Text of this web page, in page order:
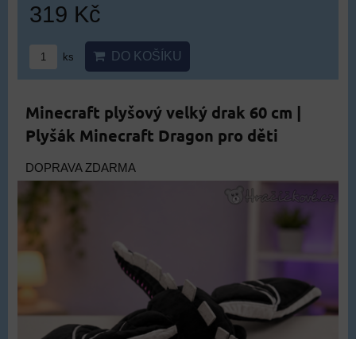
319 Kč
ks DO KOŠÍKU
Minecraft plyšový velký drak 60 cm |
Plyšák Minecraft Dragon pro děti
DOPRAVA ZDARMA